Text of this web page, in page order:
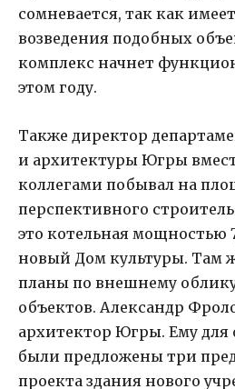
сомневается, так как
возведения подобных
комплекс начнет
этом году.
Также директор
и архитектуры Югры
коллегами побывал на
перспективного
это котельная мощностью
новый Дом культуры. Там
планы по внешнему
объектов. Александр
архитектор Югры. Ему для
были предложены три
проекта здания нового